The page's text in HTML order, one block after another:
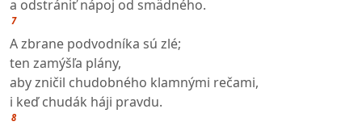
a odstrániť nápoj od smädného.
7
A zbrane podvodníka sú zlé;
ten zamýšľa plány,
aby zničil chudobného klamnými rečami,
i keď chudák háji pravdu.
8